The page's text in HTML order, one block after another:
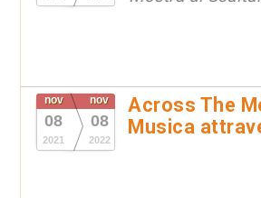
nov
08
2021
nov
08
2022
Across The
Musica